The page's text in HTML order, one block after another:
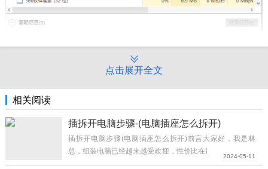
点击展开全文
相关阅读
插拆开电脑步骤-(电脑插座怎么拆开)
插拆开电脑步骤(电脑插座怎么拆开)前言大家好，我是林
总，组装电脑已经越来越受欢迎，性价比在那摆着，而之前
品牌机引以为傲的售后服务也已经被组装机赶上，可以说已
2024-05-11